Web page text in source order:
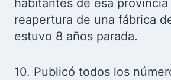
habitantes de esa provincia
reapertura de una fábrica
estuvo 8 años parada.
10. Publicó todos los